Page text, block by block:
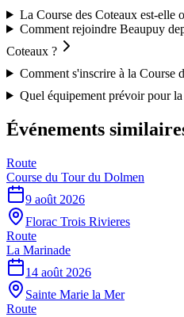
La Course des Coteaux est-elle
Comment rejoindre Beaupuy
Coteaux ?
Comment s'inscrire à la Course
Quel équipement prévoir pour
Événements
Route
Course du Tour du Dolmen
9 août 2026
Florac Trois Rivieres
Route
La Marinade
14 août 2026
Sainte Marie la Mer
Route